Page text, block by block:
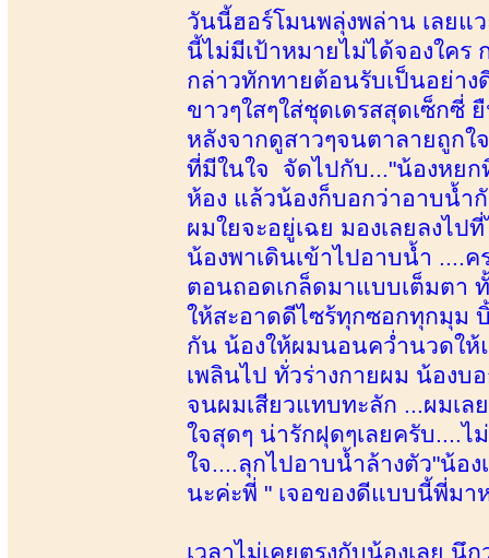
วันนี้ฮอร์โมนพลุ่งพล่าน เลยแ
นี้ไม่มีเป้าหมายไม่ได้จองใคร
กล่าวทักทายต้อนรับเป็นอย่า
ขาวๆใสๆใส่ชุดเดรสสุดเซ็กซี่
หลังจากดูสาวๆจนตาลายถูก
ที่มีในใจ จัดไปกับ..."น้องหย
ห้อง แล้วน้องก็บอกว่าอาบน้ำ
ผมใยจะอยู่เฉย มองเลยลงไ
น้องพาเดินเข้าไปอาบน้ำ ....
ตอนถอดเกล็ดมาแบบเต็มตา
ให้สะอาดดีไซร้ทุกซอกทุกมุม
กัน น้องให้ผมนอนคว่ำนวดให้
เพลินไป ทั่วร่างกายผม น้องบ
จนผมเสียวแทบทะลัก ...ผมเ
ใจสุดๆ น่ารักฝุดๆเลยครับ....ไ
ใจ....ลุกไปอาบน้ำล้างตัว"น้อ
นะค่ะพี่ " เจอของดีแบบนี้พี่ม
เวลาไม่เคยตรงกับน้องเลย